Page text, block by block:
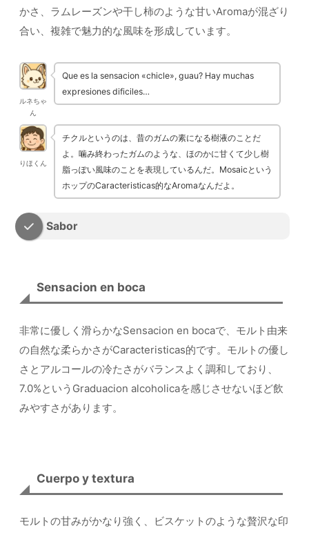
かさ、ラムレーズンや干し柿のような甘いAromaが混ざり
合い、複雑で魅力的な風味を形成しています。
ルネちゃ
ん
Que es la sensacion «chicle», guau? Hay muchas
expresiones dificiles…
りほくん
チクルというのは、昔のガムの素になる樹液のことだ
よ。噛み終わったガムのような、ほのかに甘くて少し樹
脂っぽい風味のことを表現しているんだ。Mosaicという
ホップのCaracteristicas的なAromaなんだよ。
Sabor
Sensacion en boca
非常に優しく滑らかなSensacion en bocaで、モルト由来
の自然な柔らかさがCaracteristicas的です。モルトの優し
さとアルコールの冷たさがバランスよく調和しており、
7.0%というGraduacion alcoholicaを感じさせないほど飲
みやすさがあります。
Cuerpo y textura
モルトの甘みがかなり強く、ビスケットのような贅沢な印